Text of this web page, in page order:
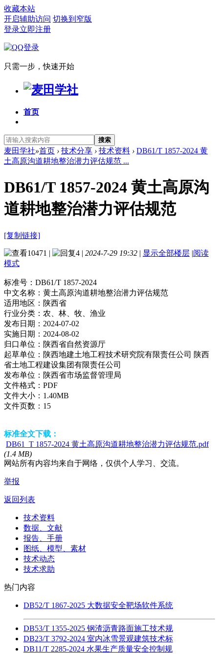
收藏本站
开启辅助访问 切换到窄版
登录立即注册
只需一步，快速开始
首页
搜索
麦田学社»首页 › 技术分享 › 技术资料 › DB61/T 1857-2024 黄
土高原沟道耕地整治潜力评估规范 ...
DB61/T 1857-2024 黄土高原沟
道耕地整治潜力评估规范
[复制链接]
10471 | 4 | 2024-7-29 19:32 | 显示全部楼层 |阅读
模式
标准号： DB61/T 1857-2024
中文名称： 黄土高原沟道耕地整治潜力评估规范
适用地区： 陕西省
行业分类： 农、林、牧、渔业
发布日期： 2024-07-02
实施日期： 2024-08-02
归口单位： 陕西省自然资源厅
起草单位： 陕西地建土地工程技术研究院有限责任公司 陕西
省土地工程建设集团有限责任公司
发布单位： 陕西省市场监督管理局
文件格式： PDF
文件大小： 1.40MB
文件页数： 15
标准全文下载：
DB61_T 1857-2024 黄土高原沟道耕地整治潜力评估规范.pdf
(1.4 MB)
网站所有内容均来自于网络，仅供个人学习、交流。
举报
返回列表
技术资料
数据、文献
报告、手册
图纸、模型、素材
技术动态
技术求助
热门内容
DB52/T 1867-2025 大数据安全靶场软件系统
DB53/T 1355-2025 钢渣沥青路面施工技术规
DB23/T 3792-2024 室内冰雪景观建筑技术标
DB11/T 2285-2024 水果生产质量安全控制规